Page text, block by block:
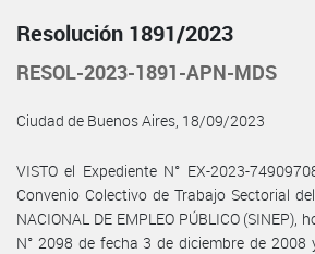
Resolución 1891/2023
RESOL-2023-1891-APN-MDS
Ciudad de Buenos Aires, 18/09/2023
VISTO el Expediente N° EX-2023-
Convenio Colectivo de Trabajo Sectorial
NACIONAL DE EMPLEO PÚBLICO
N° 2098 de fecha 3 de diciembre de